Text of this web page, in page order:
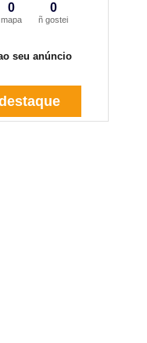
0
mapa
0
ñ gostei
seu anúncio